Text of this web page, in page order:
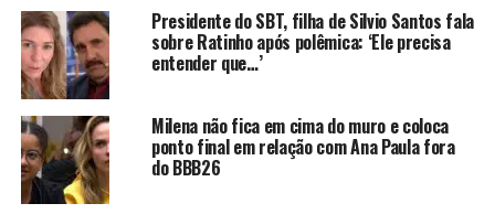
remédio, nem de bebida alcoólica. Não faço mesmo.”A
equipe também destacou que a voz no vídeo não
pertencia ao artista e que o conteúdo era claramente
falso.
Já era tarde demais para conter
o golpe
Presidente do SBT, filha de Silvio Santos fala
sobre Ratinho após polêmica: ‘Ele precisa
entender que…’
Milena não fica em cima do muro e coloca
ponto final em relação com Ana Paula fora
do BBB26